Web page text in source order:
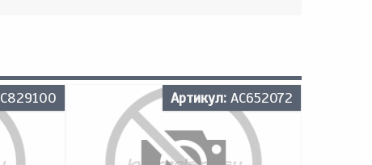
Артикул: AC652072